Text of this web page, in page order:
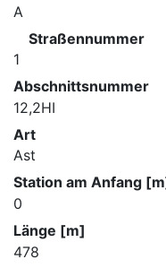
A
Straßennummer
1
Abschnittsnummer
12,2HI
Art
Ast
Station am Anfang
0
Länge [m]
478